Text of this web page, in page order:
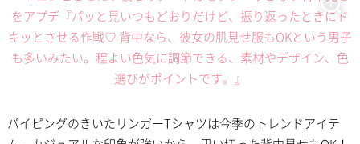
パイピングのきいたリンガーTシャツは今季のトレンドアイテ